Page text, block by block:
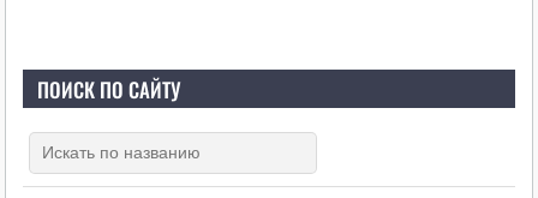
ПОИСК ПО САЙТУ